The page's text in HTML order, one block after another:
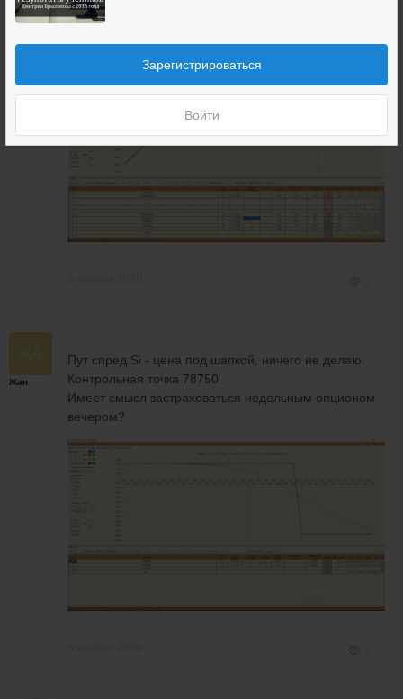
Зарегистрироваться
Войти
проданный длинный стренгл, страховка на выходные
Жан
Пут спред Si - цена под шапкой, ничего не делаю.
Контрольная точка 78750
Имеет смысл застраховаться недельным опционом
вечером?